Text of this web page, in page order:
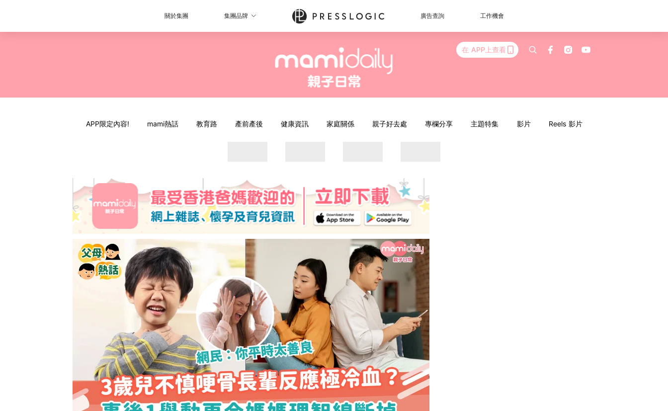
關於集團 集團品牌 廣告查詢 工作機會
在 APP上查看
APP限定內容! mami熱話 教育路 產前產後 健康資訊 家庭關係 親子好去處 專欄分享 主題特集 影片 Reels 影片